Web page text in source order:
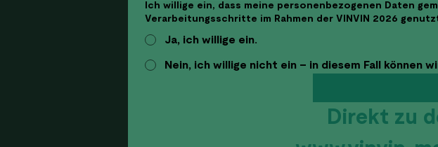
Ich willige ein, dass meine personenbezogenen Daten
Verarbeitungsschritte im Rahmen der VINVIN 2026
Ja, ich willige ein.
Nein, ich willige nicht ein – in diesem Fall können
Direkt zu